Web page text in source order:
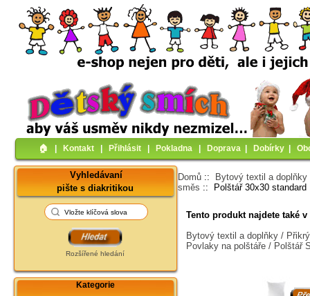
🏠︎ Kontakt Přihlásit Pokladna Doprava Dobírky
Vyhledávaní
pište s diakritikou
Rozšířené hledání
Kategorie
Domů :: Bytový textil a doplňky
směs :: Polštář 30x30 standard
Tento produkt najdete také
Bytový textil a doplňky /
Povlaky na polštáře / Polštář